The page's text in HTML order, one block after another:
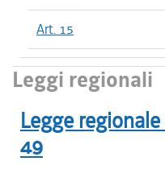
Art. 15
Leggi regionali
Legge regionale
49